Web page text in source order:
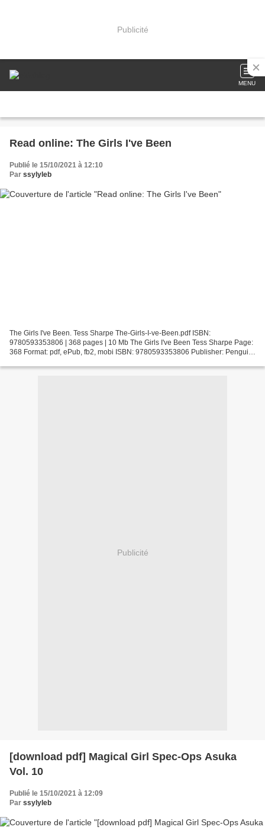
Publicité
MENU
Read online: The Girls I've Been
Publié le 15/10/2021 à 12:10
Par ssylyleb
The Girls I've Been. Tess Sharpe The-Girls-I-ve-Been.pdf ISBN:
9780593353806 | 368 pages | 10 Mb The Girls I've Been Tess Sharpe Page:
368 Format: pdf, ePub, fb2, mobi ISBN: 9780593353806 Publisher: Penguin
Publicité
[download pdf] Magical Girl Spec-Ops Asuka
Vol. 10
Publié le 15/10/2021 à 12:09
Par ssylyleb